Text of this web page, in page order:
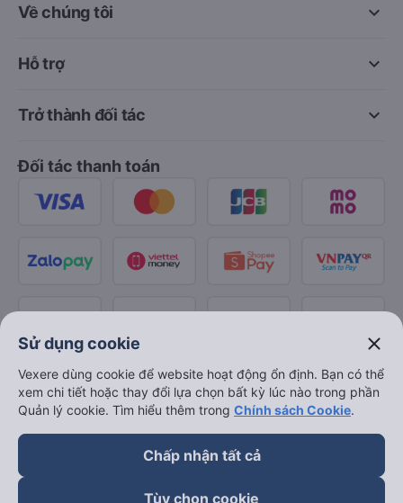
keyboard_arrow_down
Về chúng tôi
keyboard_arrow_down
Hỗ trợ
keyboard_arrow_down
Trở thành đối tác
Đối tác thanh toán
Sử dụng cookie close
Vexere dùng cookie để website hoạt động ổn định. Bạn có thể
xem chi tiết hoặc thay đổi lựa chọn bất kỳ lúc nào trong phần
Quản lý cookie. Tìm hiểu thêm trong Chính sách Cookie.
Chấp nhận tất cả
Tùy chọn cookie